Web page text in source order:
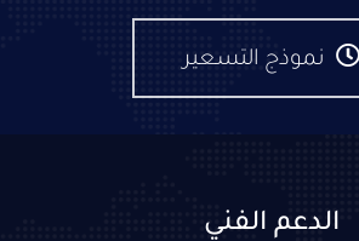
نموذج التسعير
الدعم الفني